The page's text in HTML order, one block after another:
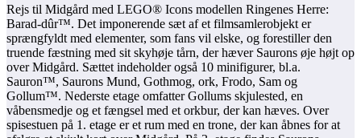
Rejs til Midgård med LEGO® Icons modellen Ringenes Herre:
Barad-dûr™. Det imponerende sæt af et filmsamlerobjekt er
sprængfyldt med elementer, som fans vil elske, og forestiller den
truende fæstning med sit skyhøje tårn, der hæver Saurons øje højt op
over Midgård. Sættet indeholder også 10 minifigurer, bl.a.
Sauron™, Saurons Mund, Gothmog, ork, Frodo, Sam og
Gollum™. Nederste etage omfatter Gollums skjulested, en
våbensmedje og et fængsel med et orkbur, der kan hæves. Over
spisestuen på 1. etage er et rum med en trone, der kan åbnes for at